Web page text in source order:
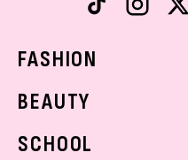
FASHION
着回し
BEAUTY
SCHOOL